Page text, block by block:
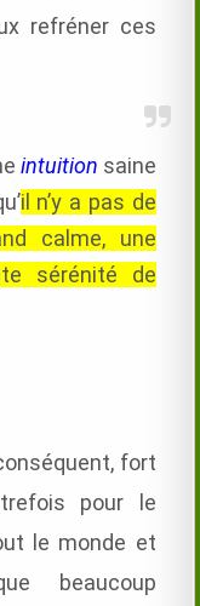
refréner ces
intuition saine
il n’y a pas de
calme, une
sérénité de
fort
pour le
le monde et
beaucoup